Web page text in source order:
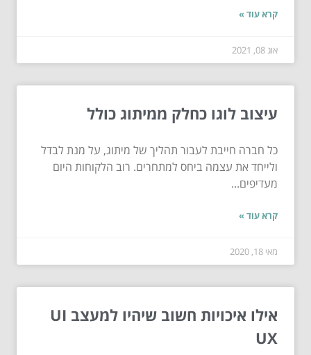
קרא עוד »
אוג 08, 2021
עיצוב לוגו כחלק ממיתוג כולל
כל חברה חייבת לעבור תהליך של מיתוג, על מנת לבדל
ולייחד את עצמה ביחס למתחרים. רוב הלקוחות היום
מעדיפים...
קרא עוד »
מאי 18, 2020
אילו איכויות חשוב שיהיו למעצב UI
UX